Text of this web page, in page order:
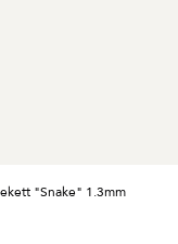
"Snake" 1.3mm